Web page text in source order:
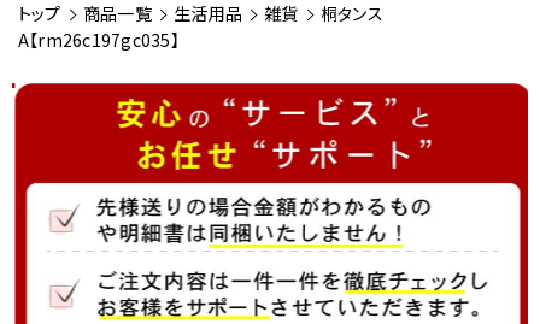
トップ 商品一覧 生活用品 雑貨
桐タンス
A【rm26c197gc035】